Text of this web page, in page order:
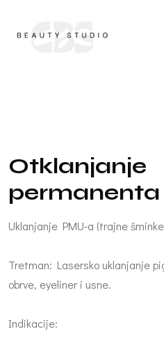
Otklanjanje
permanenta
Uklanjanje PMU-a (trajne
Tretman: Lasersko uklanjanje
obrve, eyeliner i usne.
Indikacije: